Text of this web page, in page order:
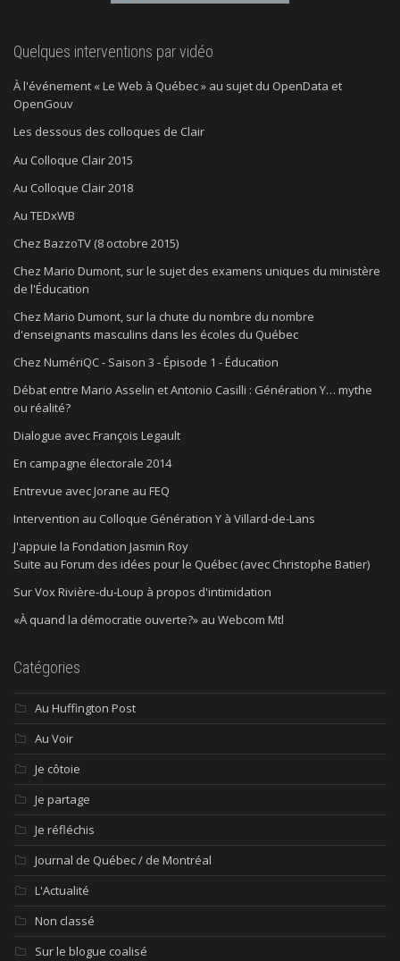
Quelques interventions par vidéo
À l'événement « Le Web à Québec » au sujet du OpenData et
OpenGouv
Les dessous des colloques de Clair
Au Colloque Clair 2015
Au Colloque Clair 2018
Au TEDxWB
Chez BazzoTV (8 octobre 2015)
Chez Mario Dumont, sur le sujet des examens uniques du ministère
de l'Éducation
Chez Mario Dumont, sur la chute du nombre du nombre
d'enseignants masculins dans les écoles du Québec
Chez NumériQC - Saison 3 - Épisode 1 - Éducation
Débat entre Mario Asselin et Antonio Casilli : Génération Y… mythe
ou réalité?
Dialogue avec François Legault
En campagne électorale 2014
Entrevue avec Jorane au FEQ
Intervention au Colloque Génération Y à Villard-de-Lans
J'appuie la Fondation Jasmin Roy
Suite au Forum des idées pour le Québec (avec Christophe Batier)
Sur Vox Rivière-du-Loup à propos d'intimidation
«À quand la démocratie ouverte?» au Webcom Mtl
Catégories
Au Huffington Post
Au Voir
Je côtoie
Je partage
Je réfléchis
Journal de Québec / de Montréal
L'Actualité
Non classé
Sur le blogue coalisé